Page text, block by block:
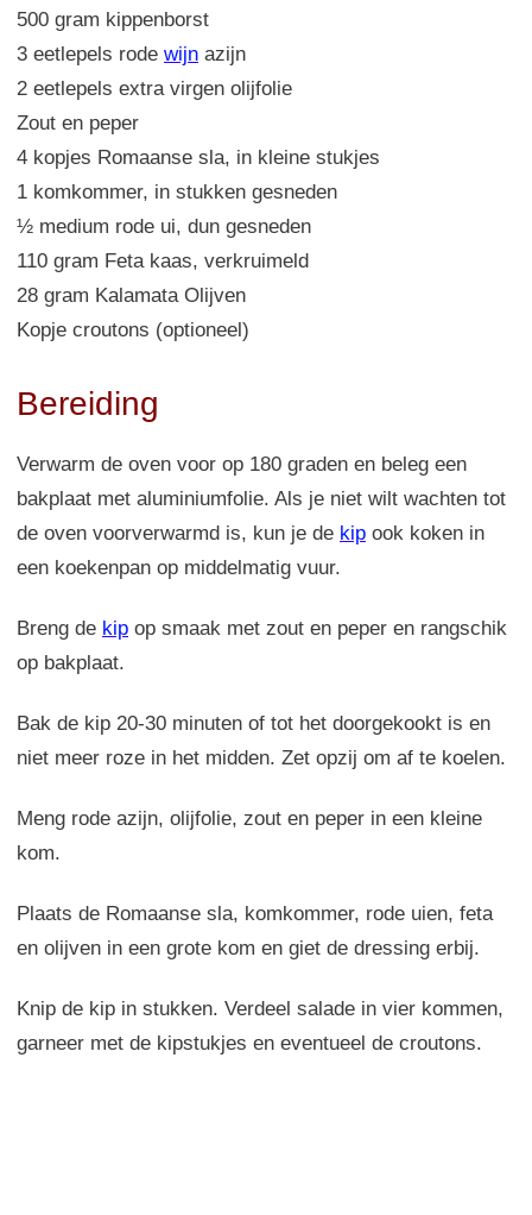
500 gram kippenborst
3 eetlepels rode wijn azijn
2 eetlepels extra virgen olijfolie
Zout en peper
4 kopjes Romaanse sla, in kleine stukjes
1 komkommer, in stukken gesneden
½ medium rode ui, dun gesneden
110 gram Feta kaas, verkruimeld
28 gram Kalamata Olijven
Kopje croutons (optioneel)
Bereiding
Verwarm de oven voor op 180 graden en beleg een
bakplaat met aluminiumfolie. Als je niet wilt wachten tot
de oven voorverwarmd is, kun je de kip ook koken in
een koekenpan op middelmatig vuur.
Breng de kip op smaak met zout en peper en rangschik
op bakplaat.
Bak de kip 20-30 minuten of tot het doorgekookt is en
niet meer roze in het midden. Zet opzij om af te koelen.
Meng rode azijn, olijfolie, zout en peper in een kleine
kom.
Plaats de Romaanse sla, komkommer, rode uien, feta
en olijven in een grote kom en giet de dressing erbij.
Knip de kip in stukken. Verdeel salade in vier kommen,
garneer met de kipstukjes en eventueel de croutons.